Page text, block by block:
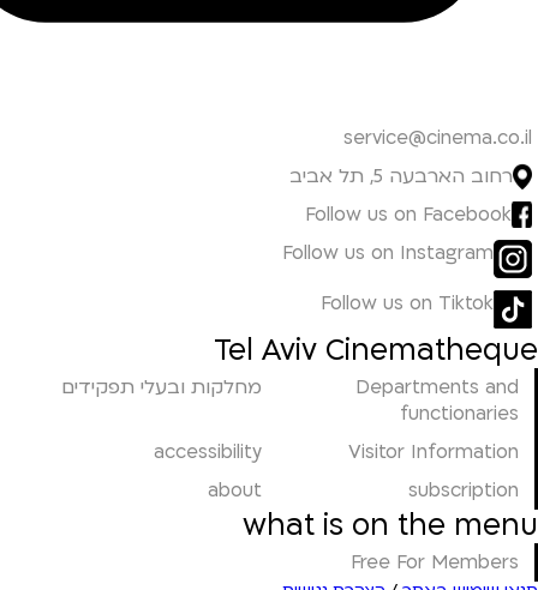
service@cinema.co.il
רחוב הארבעה 5, תל אביב
Follow us on Facebook
Follow us on Instagram
Follow us on Tiktok
Tel Aviv Cinematheque
Departments and
functionaries
מחלקות ובעלי תפקידים
Visitor Information
accessibility
subscription
about
what is on the menu
Free For Members